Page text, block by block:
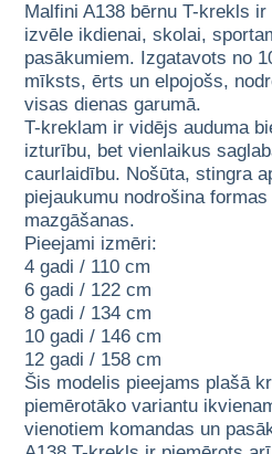
Malfini A138 bērnu T-krekls
izvēle ikdienai, skolai,
pasākumiem. Izgatavots no
mīksts, ērts un elpojošs,
visas dienas garumā.
T-kreklam ir vidējs auduma
izturību, bet vienlaikus
caurlaidību. Nošūta, stingra
piejaukumu nodrošina
mazgāšanas.
Pieejami izmēri:
4 gadi / 110 cm
6 gadi / 122 cm
8 gadi / 134 cm
10 gadi / 146 cm
12 gadi / 158 cm
Šis modelis pieejams plašā
piemērotāko variantu
vienotiem komandas un